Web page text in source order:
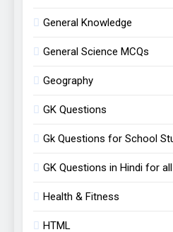
General Knowledge
General Science MCQs
Geography
GK Questions
Gk Questions for School
GK Questions in Hindi for
Health & Fitness
HTML